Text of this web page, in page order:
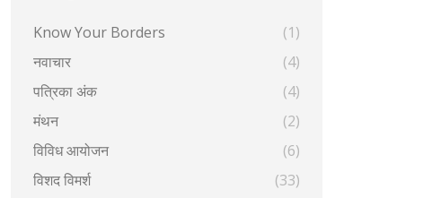
Know Your Borders
(1)
नवाचार
(4)
पत्रिका अंक
(4)
मंथन
(2)
विविध आयोजन
(6)
विशद विमर्श
(33)